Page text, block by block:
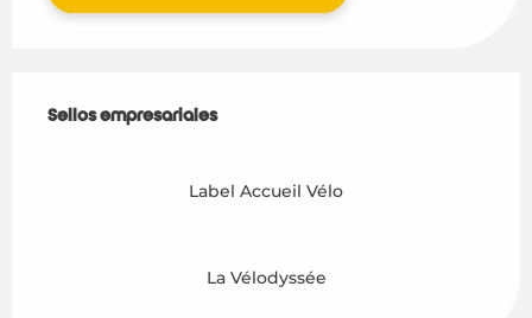
Sellos empresariales
Sellos empresariales
Label Accueil Vélo
La Vélodyssée